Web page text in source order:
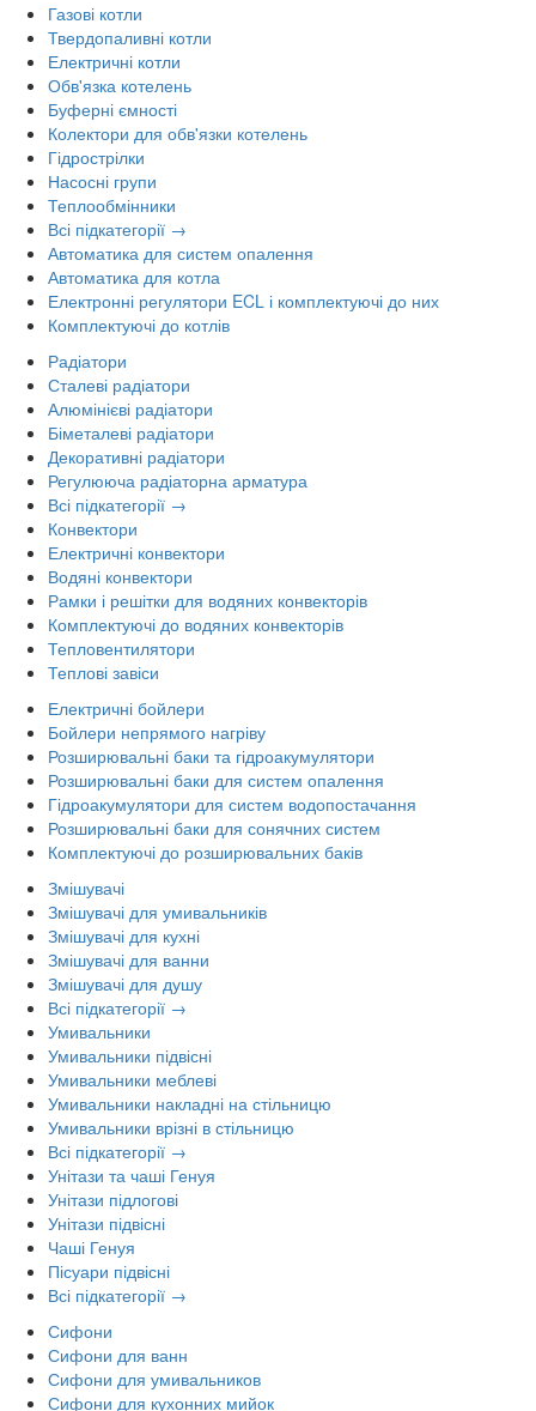
Газові котли
Твердопаливні котли
Електричні котли
Обв'язка котелень
Буферні ємності
Колектори для обв'язки котелень
Гідрострілки
Насосні групи
Теплообмінники
Всі підкатегорії →
Автоматика для систем опалення
Автоматика для котла
Електронні регулятори ECL і комплектуючі до них
Комплектуючі до котлів
Радіатори
Сталеві радіатори
Алюмінієві радіатори
Біметалеві радіатори
Декоративні радіатори
Регулююча радіаторна арматура
Всі підкатегорії →
Конвектори
Електричні конвектори
Водяні конвектори
Рамки і решітки для водяних конвекторів
Комплектуючі до водяних конвекторів
Тепловентилятори
Теплові завіси
Електричні бойлери
Бойлери непрямого нагріву
Розширювальні баки та гідроакумулятори
Розширювальні баки для систем опалення
Гідроакумулятори для систем водопостачання
Розширювальні баки для сонячних систем
Комплектуючі до розширювальних баків
Змішувачі
Змішувачі для умивальників
Змішувачі для кухні
Змішувачі для ванни
Змішувачі для душу
Всі підкатегорії →
Умивальники
Умивальники підвісні
Умивальники меблеві
Умивальники накладні на стільницю
Умивальники врізні в стільницю
Всі підкатегорії →
Унітази та чаші Генуя
Унітази підлогові
Унітази підвісні
Чаші Генуя
Пісуари підвісні
Всі підкатегорії →
Сифони
Сифони для ванн
Сифони для умивальников
Сифони для кухонних мийок